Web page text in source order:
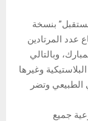
بنسخة
عدد المرتادين
وبالتالي
وغيرها
الطبيعي وتضر
جميع